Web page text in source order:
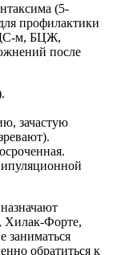
(5-
профилактики
м, БЦЖ,
после
зачастую
Хилак-Форте,
заниматься
обратиться к